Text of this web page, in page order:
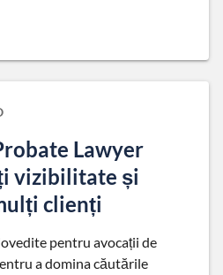
Lawyer
vizibilitate și
clienți
pentru avocații de
a domina căutările